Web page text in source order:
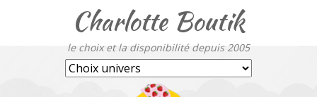
Charlotte Boutik
le choix et la disponibilité depuis 2005